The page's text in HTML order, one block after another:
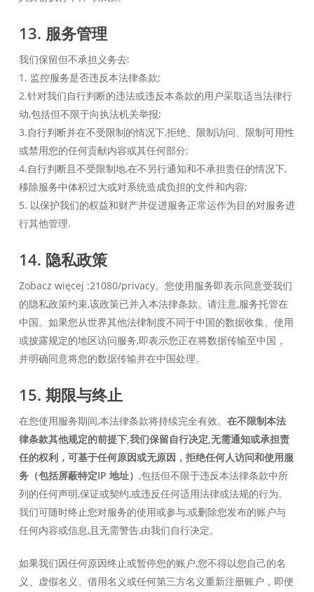
13. 服务管理
我们保留但不承担义务去:
1. 监控服务是否违反本法律条款;
2.针对我们自行判断的违法或违反本条款的用户采取适当法律行
动,包括但不限于向执法机关举报;
3.自行判断并在不受限制的情况下,拒绝、限制访问、限制可用性
或禁用您的任何贡献内容或其任何部分;
4.自行判断且不受限制地,在不另行通知和不承担责任的情况下,
移除服务中体积过大或对系统造成负担的文件和内容;
5. 以保护我们的权益和财产并促进服务正常运作为目的对服务进
行其他管理.
14. 隐私政策
Zobacz więcej :21080/privacy。您使用服务即表示同意受我们
的隐私政策约束,该政策已并入本法律条款。请注意,服务托管在
中国。如果您从世界其他法律制度不同于中国的数据收集、使用
或披露规定的地区访问服务,即表示您正在将数据传输至中国，
并明确同意将您的数据传输并在中国处理。
15. 期限与终止
在您使用服务期间,本法律条款将持续完全有效。 在不限制本法
律条款其他规定的前提下,我们保留自行决定,无需通知或承担责
任的权利，可基于任何原因或无原因，拒绝任何人访问和使用服
务（包括屏蔽特定IP 地址） ,包括但不限于违反本法律条款中所
列的任何声明,保证或契约,或违反任何适用法律或法规的行为。
我们可随时终止您对服务的使用或参与,或删除您发布的账户与
任何内容或信息,且无需警告,由我们自行决定。
如果我们因任何原因终止或暂停您的账户,您不得以您自己的名
义、虚假名义、借用名义或任何第三方名义重新注册账户，即便